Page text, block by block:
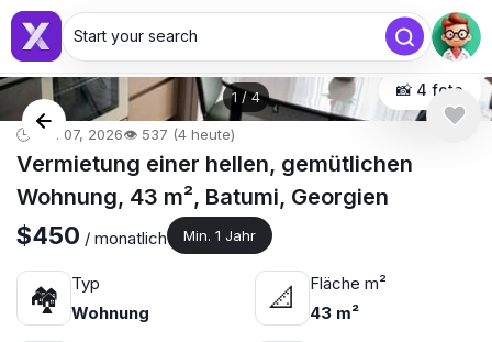
Start your search
1 /4 📸 4 foto
🕒 Mai 07, 2026👁️ 537 (4 heute)
Vermietung einer hellen, gemütlichen
Wohnung, 43 m², Batumi, Georgien
$450 / monatlich Min. 1 Jahr
🏘
Typ
Wohnung
📐
Fläche m²
43 m²